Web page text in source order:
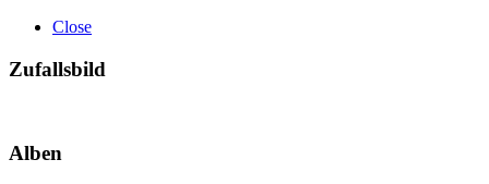
Close
Zufallsbild
Alben